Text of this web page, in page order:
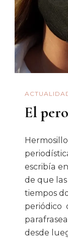
El
escribía
de que las
tiempos
periódico
desde